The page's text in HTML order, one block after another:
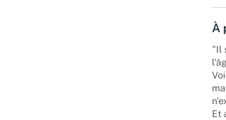
À
"Il
Et